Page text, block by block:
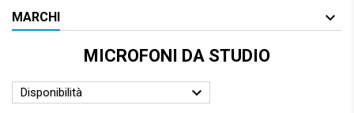
MARCHI
MICROFONI DA STUDIO
Disponibilità 